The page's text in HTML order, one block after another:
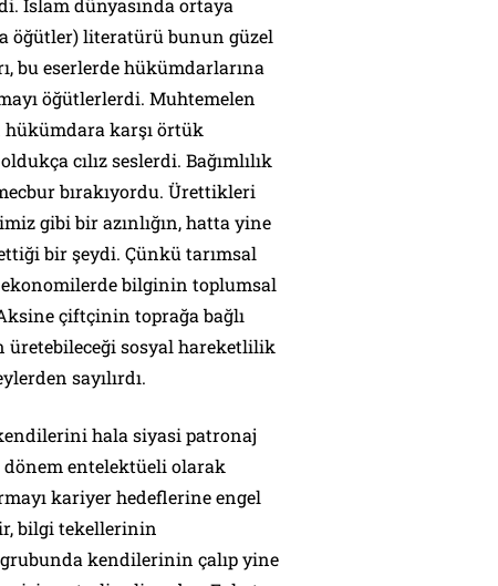
İslam dünyasında ortaya
öğütler) literatürü bunun güzel
bu eserlerde hükümdarlarına
öğütlerlerdi. Muhtemelen
hükümdara karşı örtük
cılız seslerdi. Bağımlılık
bırakıyordu. Ürettikleri
gibi bir azınlığın, hatta yine
bir şeydi. Çünkü tarımsal
bilginin toplumsal
çiftçinin toprağa bağlı
üretebileceği sosyal hareketlilik
sayılırdı.
hala siyasi patronaj
entelektüeli olarak
kariyer hedeflerine engel
bilgi tekellerinin
kendilerinin çalıp yine